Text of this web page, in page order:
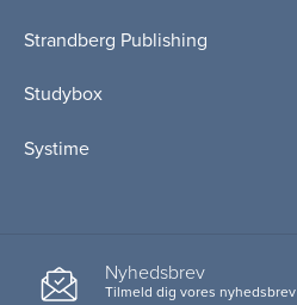
Strandberg Publishing
Studybox
Systime
Nyhedsbrev
Tilmeld dig vores nyhedsbrev